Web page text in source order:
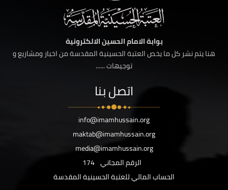
بوابة الامام الحسين الالكترونية
هنا يتم نشر كل ما يخص العتبة الحسينية المقدسة من اخبار ومشاريع و
توجيهات ......
اتصل بنا
info@imamhussain.org
maktab@imamhussain.org
media@imamhussain.org
الرقم المجاني 174
الحساب المالي للعتبة الحسينية المقدسة